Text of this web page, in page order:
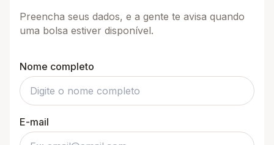
Preencha seus dados, e a gente te avisa quando
uma bolsa estiver disponível.
Nome completo
E-mail